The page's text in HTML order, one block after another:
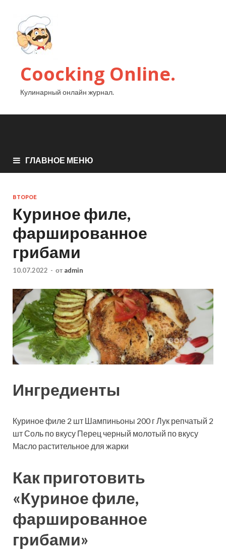
Coocking Online.
Кулинарный онлайн журнал.
ГЛАВНОЕ МЕНЮ
ВТОРОЕ
Куриное филе,
фаршированное
грибами
10.07.2022 - от admin
Ингредиенты
Куриное филе 2 шт Шампиньоны 200 гЛук репчатый 2
штСоль по вкусу Перец черный молотый по вкусу
Масло растительное для жарки
Как приготовить
«Куриное филе,
фаршированное
грибами»